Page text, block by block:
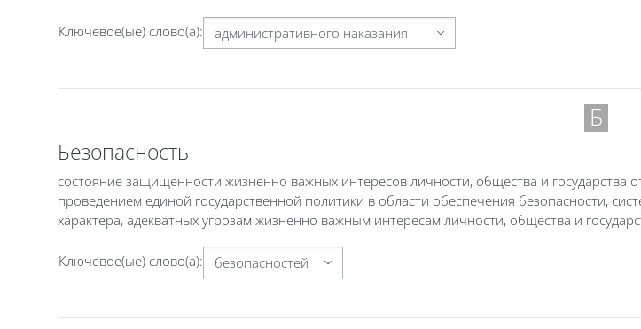
Ключевое(ые) слово(а):
Б
Безопасность
состояние защищенности жизненно важных интересов личности, общества и государства
проведением единой государственной политики в области обеспечения безопасности,
характера, адекватных угрозам жизненно важным интересам личности, общества и
Ключевое(ые) слово(а):